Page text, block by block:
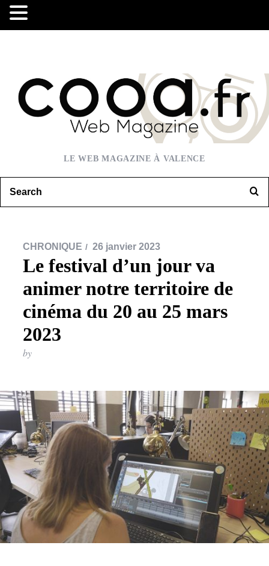
LE WEB MAGAZINE À VALENCE
CHRONIQUE 26 janvier 2023
Le festival d’un jour va
animer notre territoire de
cinéma du 20 au 25 mars
2023
by